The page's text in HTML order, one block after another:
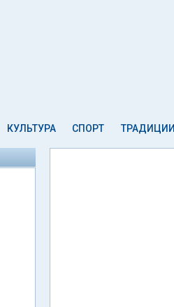
КУЛЬТУРА СПОРТ ТРАДИЦИИ